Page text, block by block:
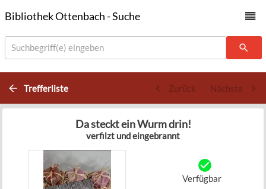
Bibliothek Ottenbach - Suche
Suchbegriff(e) eingeben
Trefferliste Zurück Nächste
Da steckt ein Wurm drin!
verfilzt und eingebrannt
Verfügbar